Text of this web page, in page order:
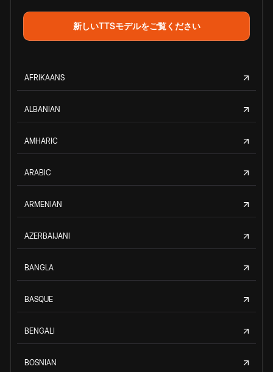
新しいTTSモデルをご覧ください
AFRIKAANS
ALBANIAN
AMHARIC
ARABIC
ARMENIAN
AZERBAIJANI
BANGLA
BASQUE
BENGALI
BOSNIAN